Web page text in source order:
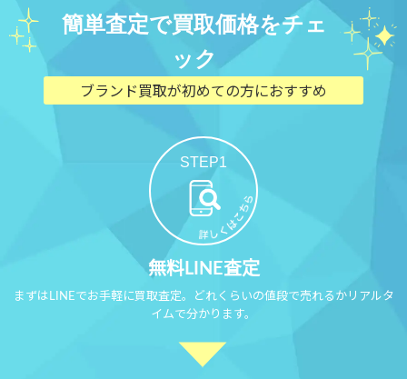
簡単査定で買取価格をチェ
ック
ブランド買取が初めての方におすすめ
STEP1
無料LINE査定
まずはLINEでお手軽に買取査定。どれくらいの値段で売れるかリアルタ
イムで分かります。